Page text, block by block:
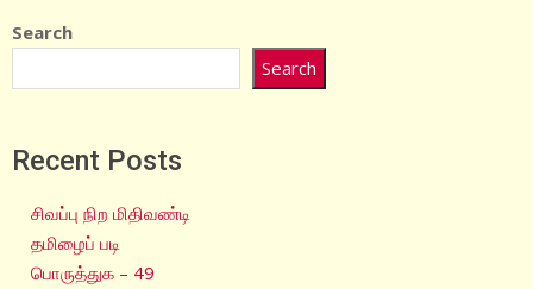
Search
Search
Recent Posts
சிவப்பு நிற மிதிவண்டி
தமிழைப் படி
பொருத்துக – 49